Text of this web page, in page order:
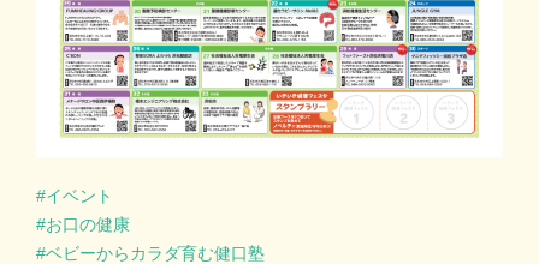
イベント
お口の健康
ベビーからカラダ育む健口塾